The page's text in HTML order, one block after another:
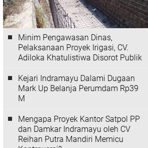
Minim Pengawasan Dinas,
Pelaksanaan Proyek Irigasi, CV.
Adiloka Khatulistiwa Disorot Publik
Kejari Indramayu Dalami Dugaan
Mark Up Belanja Perumdam Rp39
M
Mengapa Proyek Kantor Satpol PP
dan Damkar Indramayu oleh CV
Reihan Putra Mandiri Memicu